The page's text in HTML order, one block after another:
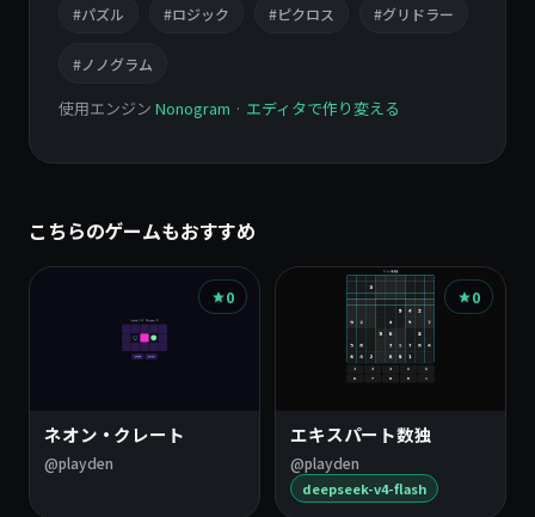
#パズル #ロジック #ピクロス #グリドラー
#ノノグラム
使用エンジン Nonogram · エディタで作り変える
こちらのゲームもおすすめ
0
ネオン・クレート
@playden
0
エキスパート数独
@playden
deepseek-v4-flash